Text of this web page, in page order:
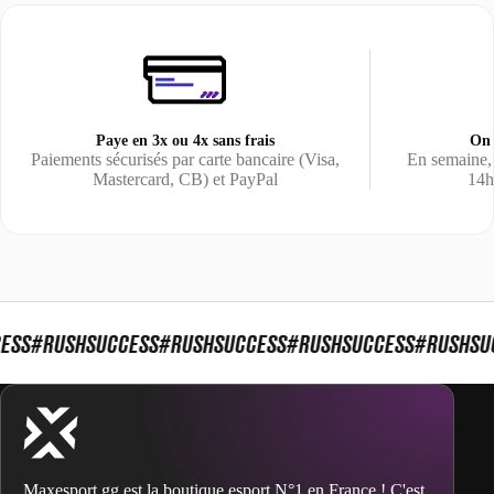
Paye en 3x ou 4x sans frais
Paiements sécurisés par carte bancaire (Visa,
Mastercard, CB) et PayPal
On
En
#RUSHSUCCESS#RUSHSUCCESS#RUSHSUCCESS
Maxesport.gg est la boutique esport N°1 en France ! C'est